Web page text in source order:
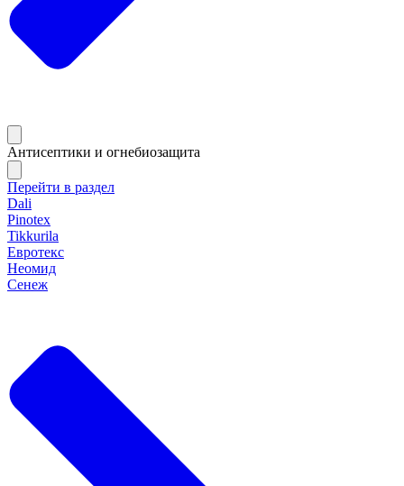
Антисептики и огнебиозащита
Перейти в раздел
Dali
Pinotex
Tikkurila
Евротекс
Неомид
Сенеж